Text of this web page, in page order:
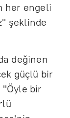
her engeli
şeklinde
değinen
güçlü bir
"Öyle bir